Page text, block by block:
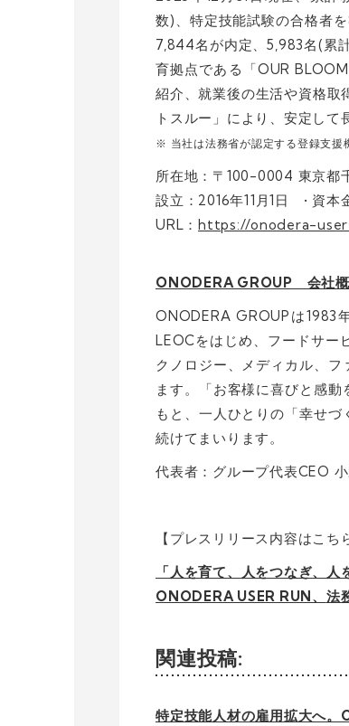
数)、特定技能試験の合格者
7,844名が内定、5,983名(累
育拠点である「OUR
紹介、就業後の生活や資格取
トスルー」により、安定して
※ 当社は法務省が認定する登録支援
所在地：〒100-0004 東京都
設立：2016年11月1日 • 資
URL： https://onodera-
ONODERA GROUP 会社
ONODERA GROUPは1983
LEOCをはじめ、フードサー
クノロジー、メディカル、
ます。「お客様に喜びと感
もと、一人ひとりの「幸せ
続けてまいります。
代表者：グループ代表CEO
【プレスリリース内容はこち
「人を育て、人をつなぎ、
ONODERA USER RUN、 法
関連投稿:
特定技能人材の雇用拡大へ